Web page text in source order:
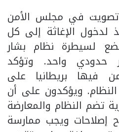
تصويت في مجلس الأمن
لدخول الإغاثة إلى كل
لسيطرة نظام بشار
حدودي واحد. وتؤكد
فيها بريطانيا على
ويؤكدون على أن
تضم النظام والمعارضة
إصلاحات ويجب ممارسة